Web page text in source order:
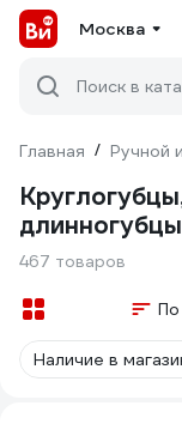
Москва
Поиск в
Главная / Ручной
467 товаров
По
Наличие в